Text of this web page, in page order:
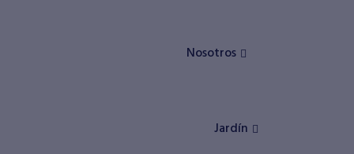
Nosotros
Jardín